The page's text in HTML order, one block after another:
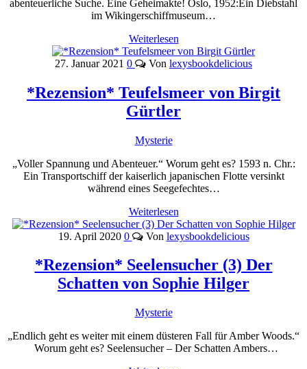
abenteuerliche Suche. Eine Geheimakte! Oslo, 1952:Ein Diebstahl
im Wikingerschiffmuseum…
Weiterlesen
27. Januar 2021 0 Von lexysbookdelicious
*Rezension* Teufelsmeer von Birgit
Gürtler
Mysterie
„Voller Spannung und Abenteuer.“ Worum geht es? 1593 n. Chr.:
Ein Transportschiff der kaiserlich japanischen Flotte versinkt
während eines Seegefechtes…
Weiterlesen
19. April 2020 0 Von lexysbookdelicious
*Rezension* Seelensucher (3) Der
Schatten von Sophie Hilger
Mysterie
„Endlich geht es weiter mit einem düsteren Fall für Amber Woods.“
Worum geht es? Seelensucher – Der Schatten Ambers…